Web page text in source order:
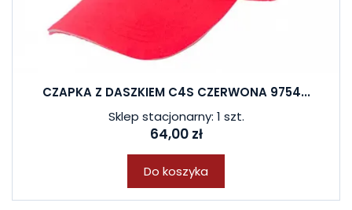
CZAPKA Z DASZKIEM C4S CZERWONA 9754...
Sklep stacjonarny: 1 szt.
64,00 zł
Do koszyka